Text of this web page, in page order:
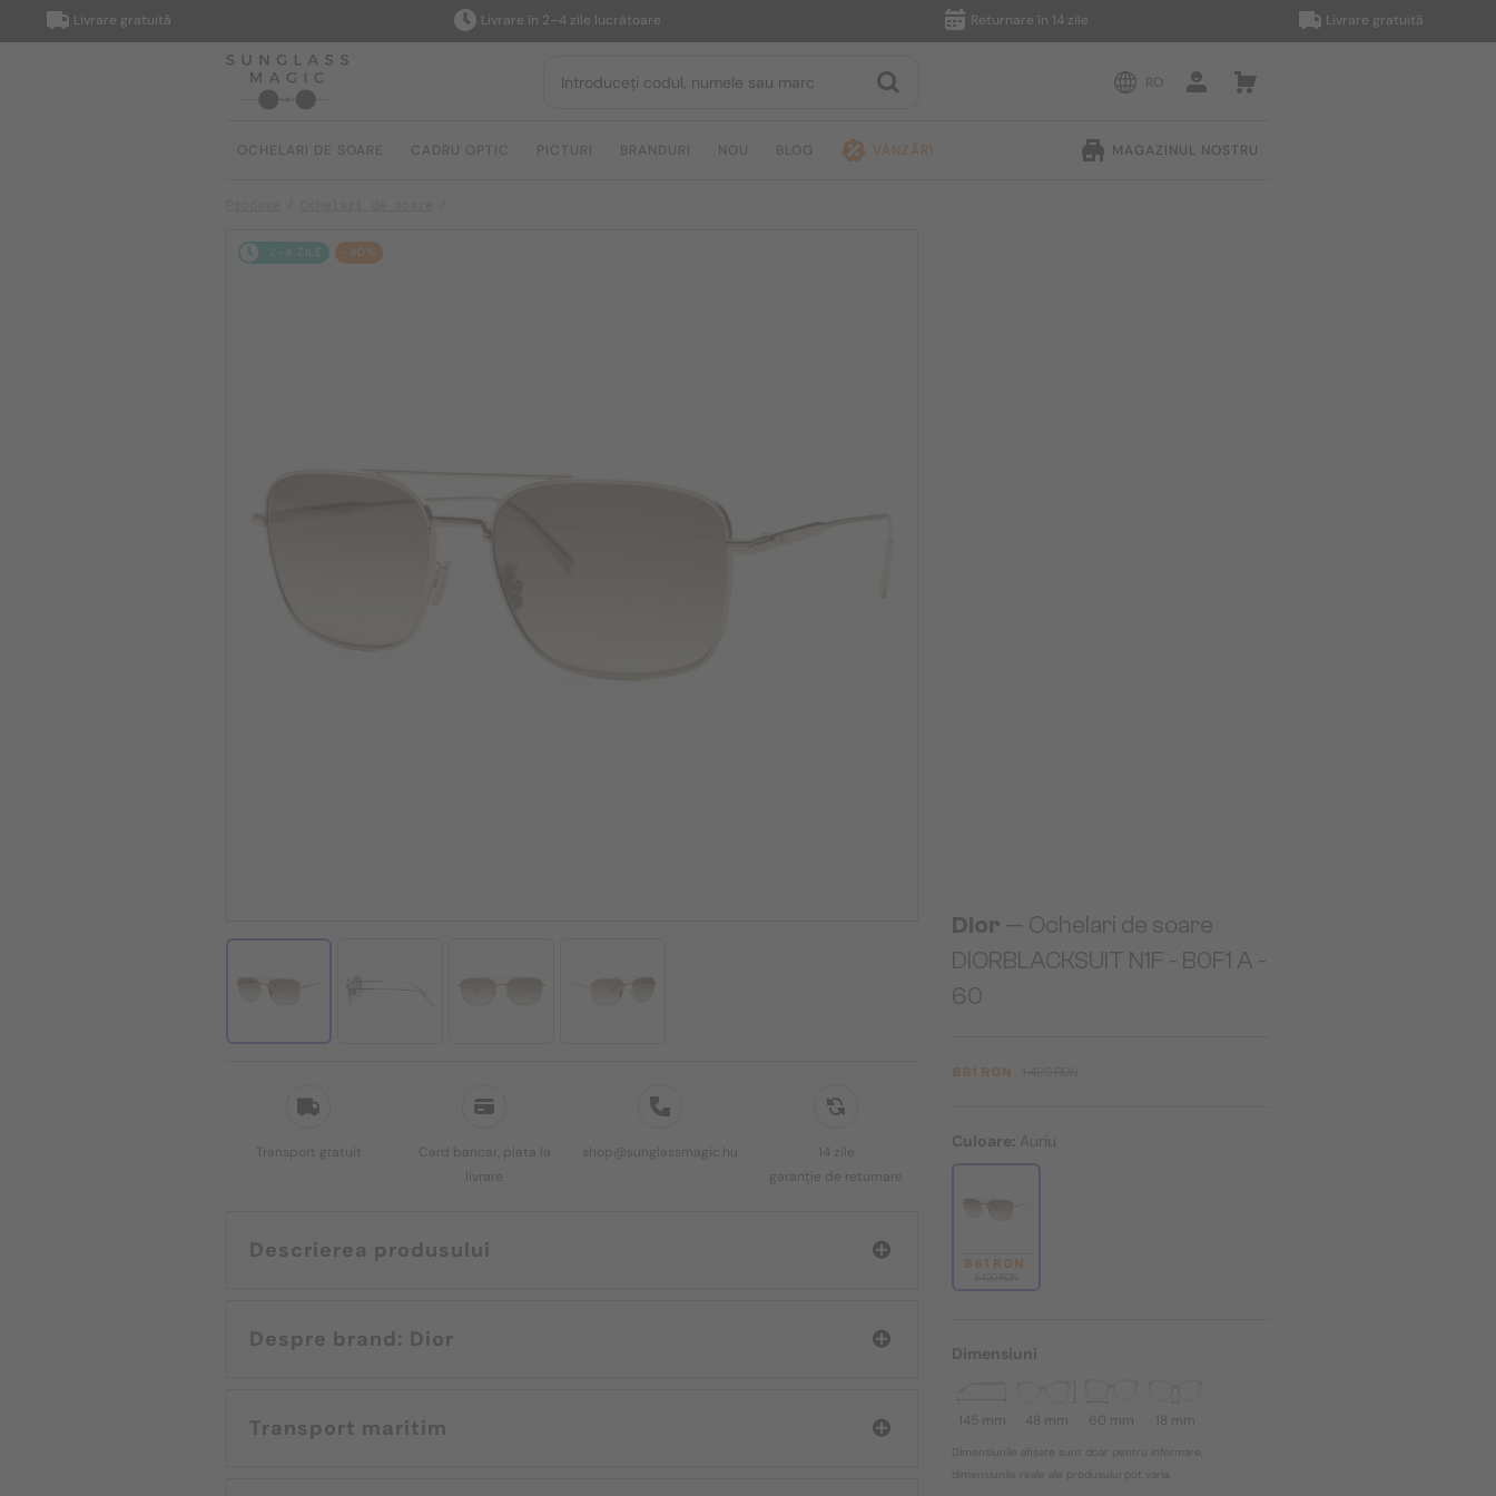
Livrare gratuită Livrare în 2–4 zile lucrătoare Returnare în 14 zile Livrare gratuită
RO
OCHELARI DE SOARE CADRU OPTIC PICTURI BRANDURI NOU BLOG VÂNZĂRI MAGAZINUL NOSTRU
2-4 ZILE -40%
Transport gratuit
Card bancar, plata la
livrare
shop@sunglassmagic.hu
14 zile
garanție de returnare
Descrierea produsului
Despre brand: Dior
Transport maritim
Dior — Ochelari de soare
DIORBLACKSUIT N1F - B0F1 A -
60
861 RON
Culoare: Auriu
861 RON
Dimensiuni
145 mm 48 mm 60 mm 18 mm
Dimensiunile afișate sunt doar pentru informare,
dimensiunile reale ale produsului pot varia.